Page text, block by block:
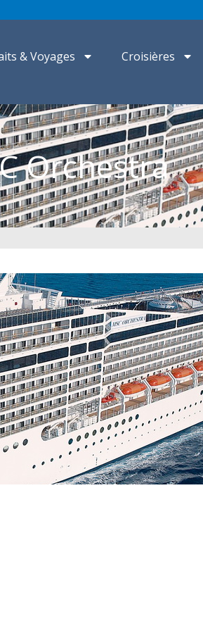
& Voyages Croisières
Orchestra